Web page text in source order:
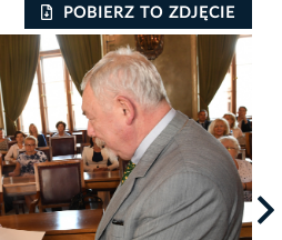
POBIERZ TO ZDJĘCIE